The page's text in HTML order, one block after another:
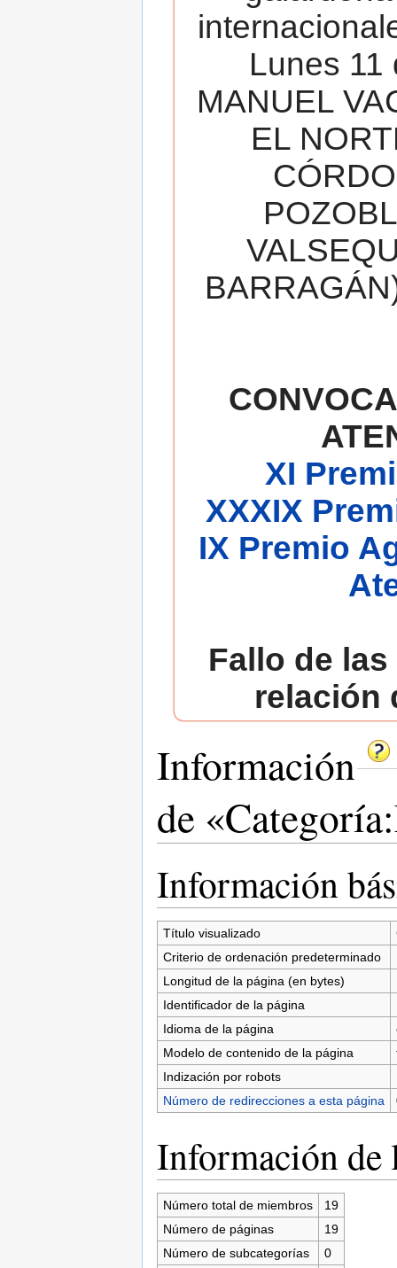
Lunes 11
MANUEL
EL
XI
XXXIX
IX Premio
Fallo de
relación
Información
de
Información
Título visualizado
Criterio de ordenación predeterminado
Longitud de la página (en bytes)
Identificador de la página
Idioma de la página
Modelo de contenido de la página
Indización por robots
Número de redirecciones a esta página
Información de
Número total de miembros
19
Número de páginas
19
Número de subcategorías
0